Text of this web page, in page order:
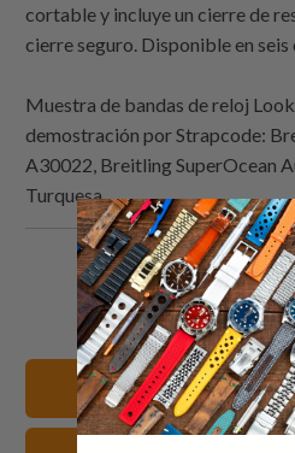
cortable y incluye un cierre de
cierre seguro. Disponible en
Muestra de bandas de reloj
demostración porStrapcode:
A30022, Breitling SuperOcean
Turquesa
Comparte
esto
en
Twitter
esto
en
Ver todas las